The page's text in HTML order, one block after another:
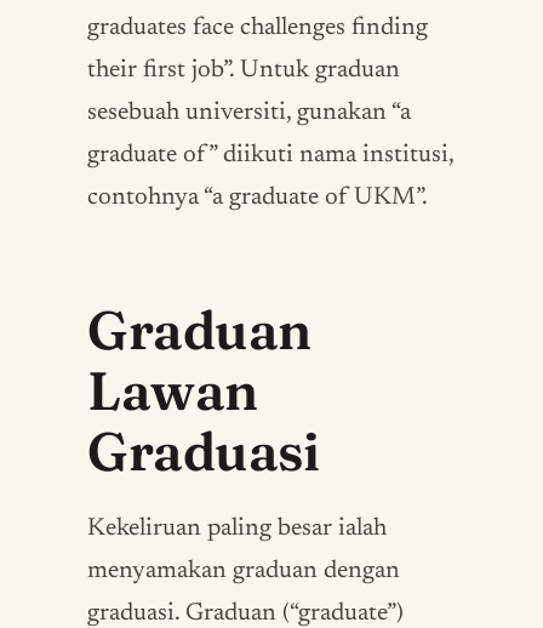
graduates face challenges finding
their first job”. Untuk graduan
sesebuah universiti, gunakan “a
graduate of” diikuti nama institusi,
contohnya “a graduate of UKM”.
Graduan
Lawan
Graduasi
Kekeliruan paling besar ialah
menyamakan graduan dengan
graduasi. Graduan (“graduate”)